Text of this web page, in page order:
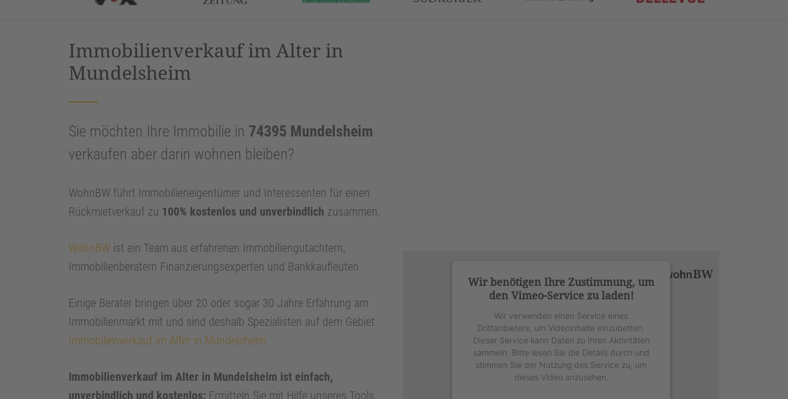
Immobilienverkauf im Alter in
Mundelsheim
Sie möchten Ihre Immobilie in 74395 Mundelsheim
verkaufen aber darin wohnen bleiben?
WohnBW führt Immobilieneigentümer und Interessenten für einen
Rückmietverkauf zu 100% kostenlos und unverbindlich zusammen.
WohnBW ist ein Team aus erfahrenen Immobiliengutachtern,
Immobilienberatern Finanzierungsexperten und Bankkaufleuten.
Einige Berater bringen über 20 oder sogar 30 Jahre Erfahrung am
Immobilienmarkt mit und sind deshalb Spezialisten auf dem Gebiet
Immobilienverkauf im Alter in Mundelsheim
Immobilienverkauf im Alter in Mundelsheim ist einfach,
unverbindlich und kostenlos: Ermitteln Sie mit Hilfe unseres Tools
Wir benötigen Ihre Zustimmung, um
den Vimeo-Service zu laden!
Wir verwenden einen Service eines
Drittanbieters, um Videoinhalte einzubetten.
Dieser Service kann Daten zu Ihren Aktivitäten
sammeln. Bitte lesen Sie die Details durch und
stimmen Sie der Nutzung des Service zu, um
dieses Video anzusehen.